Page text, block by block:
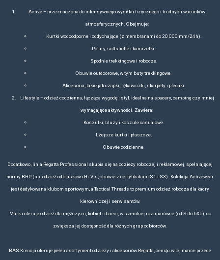
GALERIA PRODUKTÓW
Przyjrzyj się odzieży Regatta z
kurtki, bluzy, softshelle, kamizelki, polary, odzież
dowolnie personalizowane produkty korporacyjne